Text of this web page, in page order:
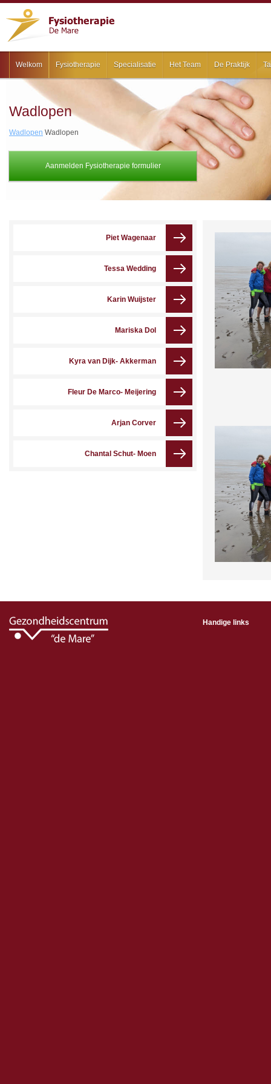
Welkom Fysiotherapie Specialisatie Het Team De Praktijk
Aanmelden Fysiotherapie formulier
Wadlopen
Wadlopen Wadlopen
Piet Wagenaar
Tessa Wedding
Karin Wuijster
Mariska Dol
Kyra van Dijk- Akkerman
Fleur De Marco- Meijering
Arjan Corver
Chantal Schut- Moen
Handige links